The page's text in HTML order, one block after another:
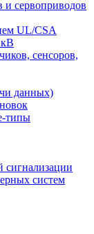
и сервоприводов
UL/CSA
кВ
cенсоров,
данных)
типы
сигнализации
систем